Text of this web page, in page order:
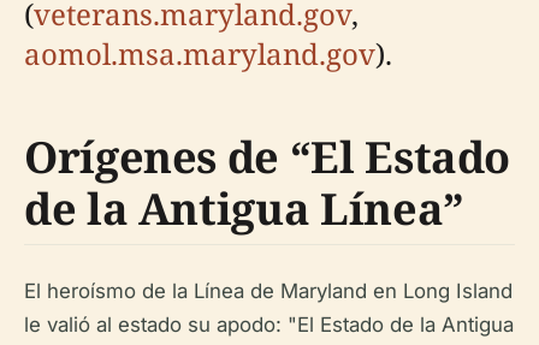
(veterans.maryland.gov,
aomol.msa.maryland.gov).
Orígenes de “El Estado
de la Antigua Línea”
El heroísmo de la Línea de Maryland en Long Island
le valió al estado su apodo: "El Estado de la Antigua